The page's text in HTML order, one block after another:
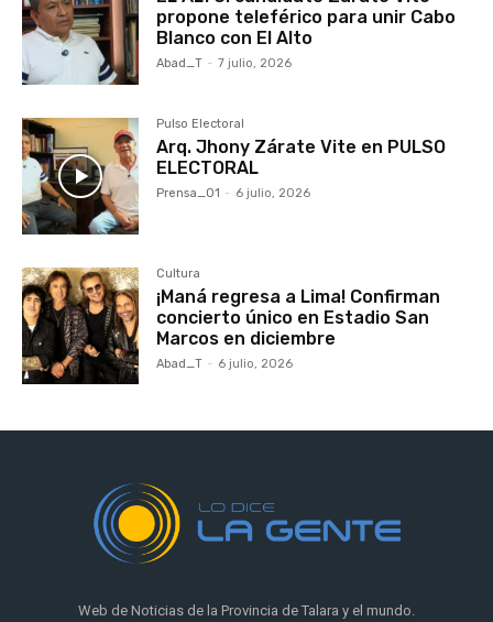
propone teleférico para unir Cabo
Blanco con El Alto
Abad_T - 7 julio, 2026
Pulso Electoral
Arq. Jhony Zárate Vite en PULSO
ELECTORAL
Prensa_01 - 6 julio, 2026
Cultura
¡Maná regresa a Lima! Confirman
concierto único en Estadio San
Marcos en diciembre
Abad_T - 6 julio, 2026
Web de Noticias de la Provincia de Talara y el mundo.